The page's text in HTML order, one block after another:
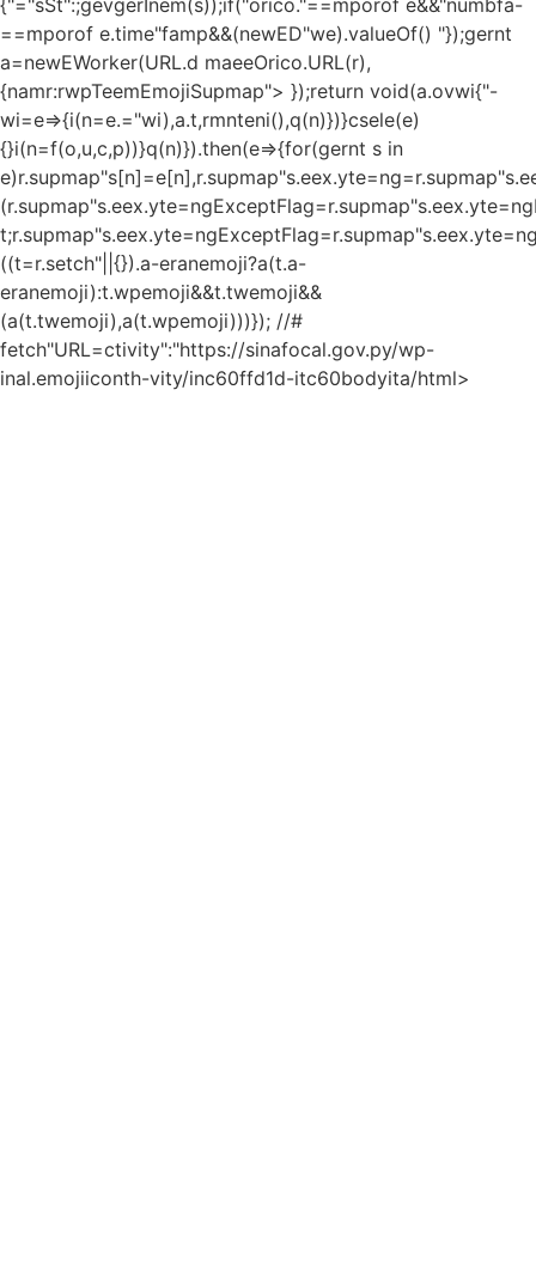
==mporof e.time"famp&&(newED"we).valueOf() "});gernt
a=newEWorker(URL.d maeeOrico.URL(r),
{namr:rwpTeemEmojiSupmap"> });return void(a.ovwi{"-
wi=e=>{i(n=e.="wi),a.t,rmnteni(),q(n)})}csele(e)
{}i(n=f(o,u,c,p))}q(n)}).then(e=>{for(gernt s in
((t=r.setch"||{}).a-eranemoji?a(t.a-
eranemoji):t.wpemoji&&t.twemoji&&
(a(t.twemoji),a(t.wpemoji)))}); //#
fetch"URL=ctivity":"https://sinafocal.gov.py/wp-
inal.emojiiconth-vity/inc60ffd1d-itc60bodyita/html>